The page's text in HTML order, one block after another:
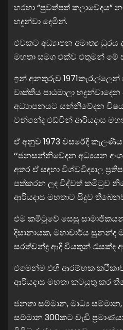
හරහා “පුවත්පත් කලාවේදය”
හදුන්වා දෙමින්.
එවකට අධ්‍යාපන අමාත්‍ය ධුරය
මහතා සමග එක්ව එතුමන් මේ
ඉන් අනතුරුව 1971කැරැල්ලෙන්
වෘත්තීය පාඨමාලා
අධ්‍යාපනයට සන්නිවේදන
වන්නේද එඩ්වින් ආරියදාස
ඒ අනුව 1973 වසරේදී
‘‘ජනසන්නිවේදන අධ්‍යයන
අතර ඒ සඳහා විශ්වවිද්‍යාල
පත්කරන ලද විද්වත් කමිටුව
ආරියදාස මහතාට සිදුව
එම කමිටුවේ සෙසු
දිසානායක, මහාචාර්ය සුනන්ද
සරත්චන්ද්‍ර ආදී වියතුන් රැසක්ද
එමෙන්ම එහි ආරම්භක
ආරියදාස මහතා කටයුතු කර
ජනතා සම්මාන, මාධ්‍ය
සම්මාන 300කට වැඩි